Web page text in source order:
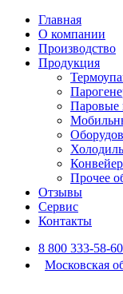
Главная
О компании
Производство
Продукция
Паровые
Прочее
Отзывы
Сервис
Контакты
8 800 333-58-60
Московская